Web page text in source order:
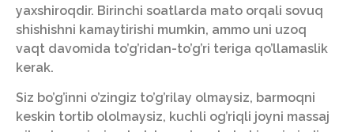
yaxshiroqdir. Birinchi soatlarda mato orqali sovuq
shishishni kamaytirishi mumkin, ammo uni uzoq
vaqt davomida to’g’ridan-to’g’ri teriga qo’llamaslik
kerak.
Siz bo’g’inni o’zingiz to’g’rilay olmaysiz, barmoqni
keskin tortib ololmaysiz, kuchli og’riqli joyni massaj